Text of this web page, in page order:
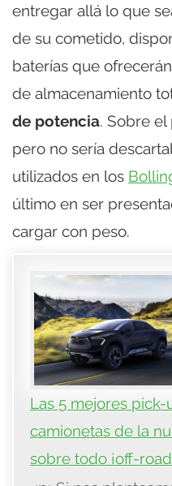
entregar allá lo que
de su cometido,
baterías que
de almacenamiento
de potencia. Sobre
pero no sería
utilizados en los
último en ser
cargar con peso.
Las 5 mejores pick-
camionetas de la
sobre todo ¡off-